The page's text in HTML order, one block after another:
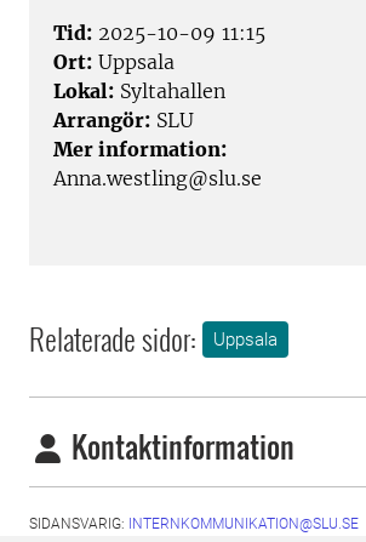
Tid: 2025-10-09 11:15
Ort: Uppsala
Lokal: Syltahallen
Arrangör: SLU
Mer information:
Anna.westling@slu.se
Relaterade sidor: Uppsala
Kontaktinformation
SIDANSVARIG: INTERNKOMMUNIKATION@SLU.SE